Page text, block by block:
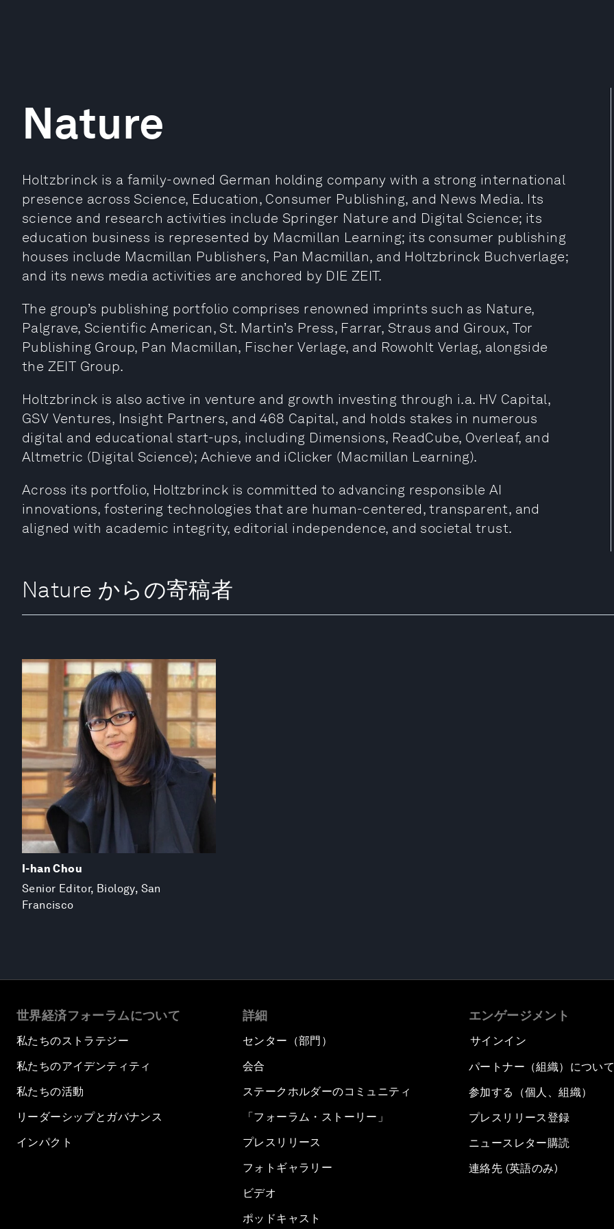
Nature
Holtzbrinck is a family-owned German holding company with a strong international
presence across Science, Education, Consumer Publishing, and News Media. Its
science and research activities include Springer Nature and Digital Science; its
education business is represented by Macmillan Learning; its consumer publishing
houses include Macmillan Publishers, Pan Macmillan, and Holtzbrinck Buchverlage;
and its news media activities are anchored by DIE ZEIT.
The group’s publishing portfolio comprises renowned imprints such as Nature,
Palgrave, Scientific American, St. Martin’s Press, Farrar, Straus and Giroux, Tor
Publishing Group, Pan Macmillan, Fischer Verlage, and Rowohlt Verlag, alongside
the ZEIT Group.
Holtzbrinck is also active in venture and growth investing through i.a. HV Capital,
GSV Ventures, Insight Partners, and 468 Capital, and holds stakes in numerous
digital and educational start-ups, including Dimensions, ReadCube, Overleaf, and
Altmetric (Digital Science); Achieve and iClicker (Macmillan Learning).
Across its portfolio, Holtzbrinck is committed to advancing responsible AI
innovations, fostering technologies that are human-centered, transparent, and
aligned with academic integrity, editorial independence, and societal trust.
Nature からの寄稿者
I-han Chou
Senior Editor, Biology, San
Francisco
世界経済フォーラムについて
私たちのストラテジー
私たちのアイデンティティ
私たちの活動
リーダーシップとガバナンス
インパクト
詳細
センター（部門）
会合
ステークホルダーのコミュニティ
「フォーラム・ストーリー」
プレスリリース
フォトギャラリー
ビデオ
ポッドキャスト
エンゲージメント
サインイン
パートナー（組織）につい
参加する（個人、組織）
プレスリリース登録
ニュースレター購読
連絡先 (英語のみ)